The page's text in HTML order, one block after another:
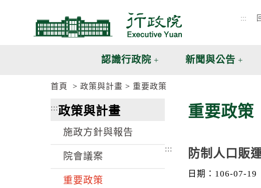
:::
認識行政院 新聞與公告
首頁 政策與計畫 重要政策
:::政策與計畫
施政方針與報告
院會議案
重要政策
重要政策
::: 防制人口販
日期：106-07-19